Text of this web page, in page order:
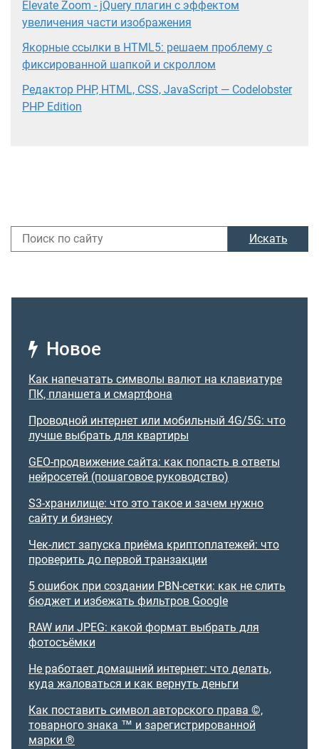
Elevate Zoom - jQuery плагин с эффектом
увеличения части изображения
Якорные ссылки в HTML5: решаем проблему с
фиксированной шапкой и скроллом
Редактор PHP, HTML, CSS, JavaScript — Codelobster
PHP Edition
Искать
Новое
Как напечатать символы валют на клавиатуре
ПК, планшета и смартфона
Проводной интернет или мобильный 4G/5G: что
лучше выбрать для квартиры
GEO-продвижение сайта: как попасть в ответы
нейросетей (пошаговое руководство)
S3-хранилище: что это такое и зачем нужно
сайту и бизнесу
Чек-лист запуска приёма криптоплатежей: что
проверить до первой транзакции
5 ошибок при создании PBN-сетки: как не слить
бюджет и избежать фильтров Google
RAW или JPEG: какой формат выбрать для
фотосъёмки
Не работает домашний интернет: что делать,
куда жаловаться и как вернуть деньги
Как поставить символ авторского права ©,
товарного знака ™ и зарегистрированной
марки ®